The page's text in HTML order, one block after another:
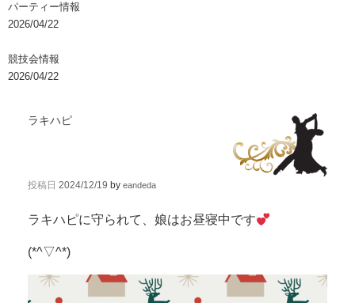
パーティー情報
2026/04/22
競技会情報
2026/04/22
ラキハピ
投稿日 2024/12/19 by eandeda
ラキハピに守られて、娘はお昼寝中です
(*^▽^*)